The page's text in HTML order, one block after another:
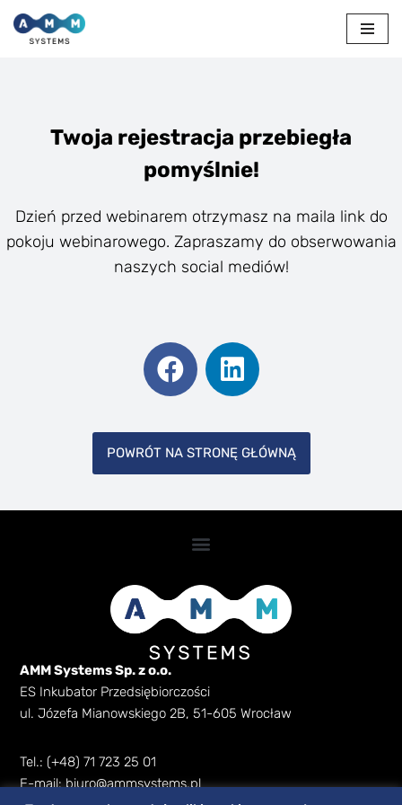
Skip
Twoja rejestracja przebiegła
pomyślnie!
Dzień przed webinarem otrzymasz na maila link do
pokoju webinarowego. Zapraszamy do obserwowania
naszych social mediów!
POWRÓT NA STRONĘ GŁÓWNĄ
AMM Systems Sp. z o.o.
ES Inkubator Przedsiębiorczości
ul. Józefa Mianowskiego 2B, 51-605 Wrocław
Tel.: (+48) 71 723 25 01
E-mail: biuro@ammsystems.pl